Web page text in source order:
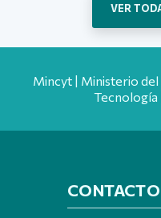
VER
Mincyt | Ministerio
Tecnología
CONTACTO